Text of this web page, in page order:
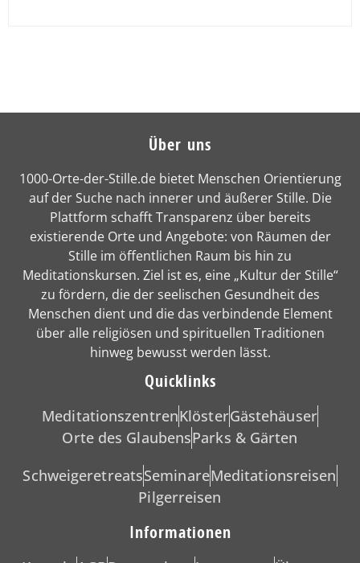
Über uns
1000-Orte-der-Stille.de bietet Menschen Orientierung
auf der Suche nach innerer und äußerer Stille. Die
Plattform schafft Transparenz über bereits
existierende Orte und Angebote: von Räumen der
Stille im öffentlichen Raum bis hin zu
Meditationskursen. Ziel ist es, eine „Kultur der Stille“
zu fördern, die der seelischen Gesundheit des
Menschen dient und die das verbindende Element
über alle religiösen und spirituellen Traditionen
hinweg bewusst werden lässt.
Quicklinks
MeditationszentrenKlösterGästehäuser
Orte des GlaubensParks & Gärten
SchweigeretreatsSeminareMeditationsreisen
Pilgerreisen
Informationen